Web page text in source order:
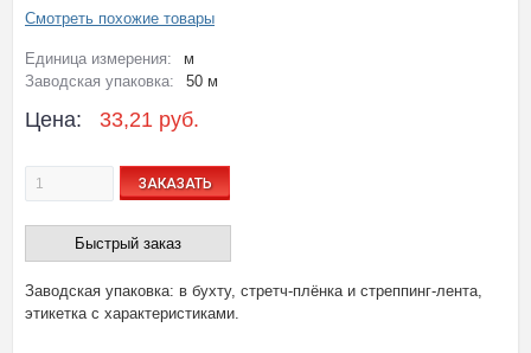
Смотреть похожие товары
Единица измерения:
м
Заводская упаковка:
50 м
Цена: 33,21 руб.
ЗАКАЗАТЬ
Быстрый заказ
Заводская упаковка: в бухту, стретч-плёнка и стреппинг-лента,
этикетка с характеристиками.